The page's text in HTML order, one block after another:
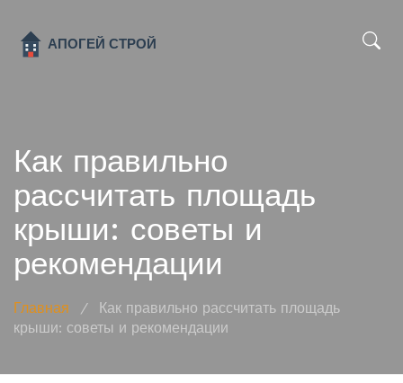
Как правильно
рассчитать площадь
крыши: советы и
рекомендации
Главная /
Как правильно рассчитать площадь
крыши: советы и рекомендации